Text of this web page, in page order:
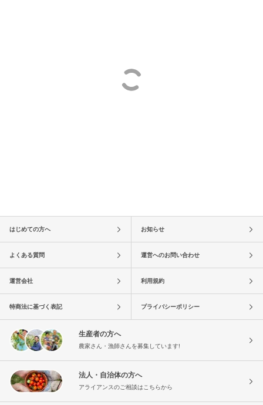
はじめての方へ お知らせ
よくある質問 運営へのお問い合わせ
運営会社 利用規約
特商法に基づく表記 プライバシーポリシー
生産者の方へ
農家さん・漁師さんを募集しています!
法人・自治体の方へ
アライアンスのご相談はこちらから